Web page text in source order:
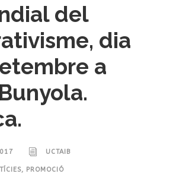
del
dia
a
UCTAIB
, PROMOCIÓ